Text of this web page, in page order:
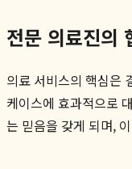
전문 의료진의
의료 서비스의 핵심은
케이스에 효과적으로
는 믿음을 갖게 되며,